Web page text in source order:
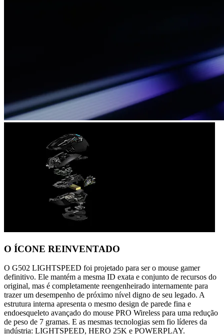
O ÍCONE REINVENTADO
O G502 LIGHTSPEED foi projetado para ser o mouse gamer
definitivo. Ele mantém a mesma ID exata e conjunto de recursos do
original, mas é completamente reengenheirado internamente para
trazer um desempenho de próximo nível digno de seu legado. A
estrutura interna apresenta o mesmo design de parede fina e
endoesqueleto avançado do mouse PRO Wireless para uma redução
de peso de 7 gramas. E as mesmas tecnologias sem fio líderes da
indústria: LIGHTSPEED, HERO 25K e POWERPLAY.